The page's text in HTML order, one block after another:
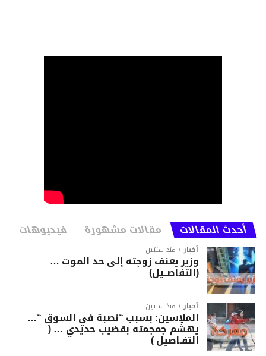
أحدث المقالات مقالات مشهورة فيديوهات
أخبار منذ سنتين
وزير يعنف زوجته إلى حد الموت …
(التفاصــيل)
أخبار منذ سنتين
الملاسين: بسبب “نصبة في السوق “…
يهشّم جمجمته بقضيب حديدي … (
التفـاصيل )